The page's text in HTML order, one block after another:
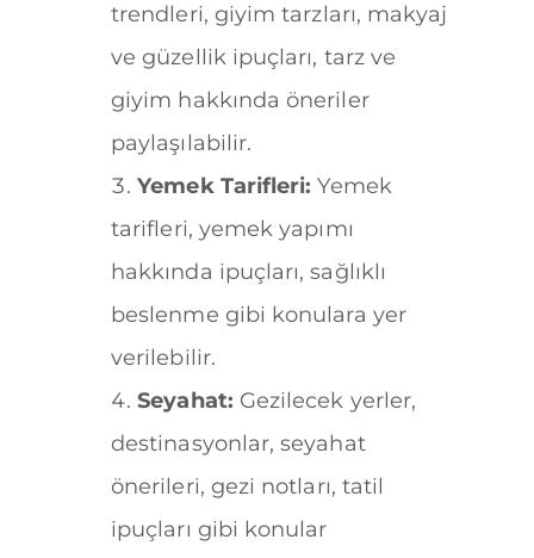
trendleri, giyim tarzları, makyaj
ve güzellik ipuçları, tarz ve
giyim hakkında öneriler
paylaşılabilir.
Yemek Tarifleri: Yemek
tarifleri, yemek yapımı
hakkında ipuçları, sağlıklı
beslenme gibi konulara yer
verilebilir.
Seyahat: Gezilecek yerler,
destinasyonlar, seyahat
önerileri, gezi notları, tatil
ipuçları gibi konular